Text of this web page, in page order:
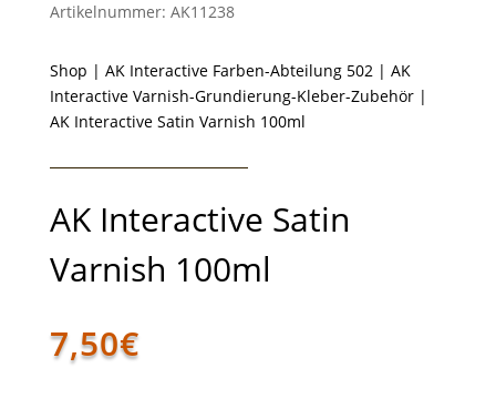
Artikelnummer: AK11238
Shop | AK Interactive Farben-Abteilung 502| AK
Interactive Varnish-Grundierung-Kleber-Zubehör|
AK Interactive Satin Varnish 100ml
AK Interactive Satin
Varnish 100ml
7,50€